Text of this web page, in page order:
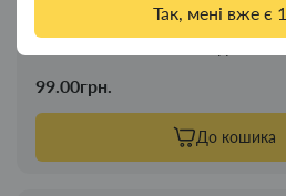
Так, мені вже є
Папір для самокруток JUICY
99.00грн.
До кошика